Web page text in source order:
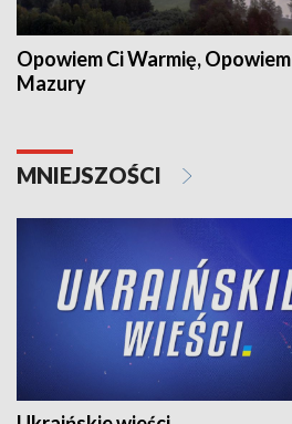
Opowiem Ci Warmię, Opowiem
Mazury
MNIEJSZOŚCI